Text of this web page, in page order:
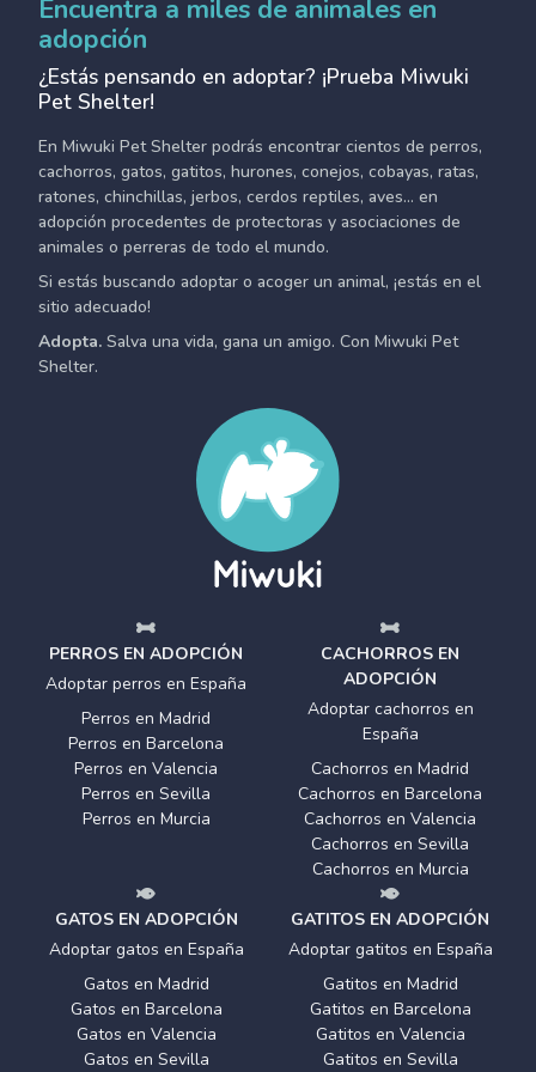
Encuentra a miles de animales en
adopción
¿Estás pensando en adoptar? ¡Prueba Miwuki
Pet Shelter!
En Miwuki Pet Shelter podrás encontrar cientos de perros,
cachorros, gatos, gatitos, hurones, conejos, cobayas, ratas,
ratones, chinchillas, jerbos, cerdos reptiles, aves... en
adopción procedentes de protectoras y asociaciones de
animales o perreras de todo el mundo.
Si estás buscando adoptar o acoger un animal, ¡estás en el
sitio adecuado!
Adopta. Salva una vida, gana un amigo. Con Miwuki Pet
Shelter.
PERROS EN ADOPCIÓN
Adoptar perros en España
Perros en Madrid
Perros en Barcelona
Perros en Valencia
Perros en Sevilla
Perros en Murcia
CACHORROS EN
ADOPCIÓN
Adoptar cachorros en
España
Cachorros en Madrid
Cachorros en Barcelona
Cachorros en Valencia
Cachorros en Sevilla
Cachorros en Murcia
GATOS EN ADOPCIÓN
Adoptar gatos en España
Gatos en Madrid
Gatos en Barcelona
Gatos en Valencia
Gatos en Sevilla
GATITOS EN ADOPCIÓN
Adoptar gatitos en España
Gatitos en Madrid
Gatitos en Barcelona
Gatitos en Valencia
Gatitos en Sevilla